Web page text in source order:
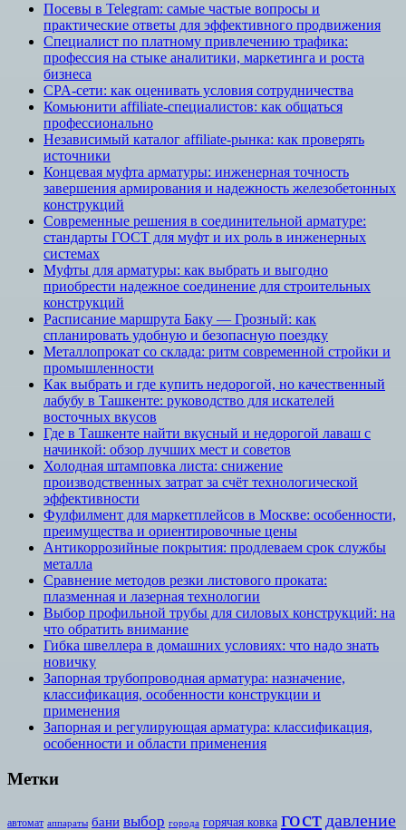
Посевы в Telegram: самые частые вопросы и
практические ответы для эффективного продвижения
Специалист по платному привлечению трафика:
профессия на стыке аналитики, маркетинга и роста
бизнеса
CPA-сети: как оценивать условия сотрудничества
Комьюнити affiliate-специалистов: как общаться
профессионально
Независимый каталог affiliate-рынка: как проверять
источники
Концевая муфта арматуры: инженерная точность
завершения армирования и надежность железобетонных
конструкций
Современные решения в соединительной арматуре:
стандарты ГОСТ для муфт и их роль в инженерных
системах
Муфты для арматуры: как выбрать и выгодно
приобрести надежное соединение для строительных
конструкций
Расписание маршрута Баку — Грозный: как
спланировать удобную и безопасную поездку
Металлопрокат со склада: ритм современной стройки и
промышленности
Как выбрать и где купить недорогой, но качественный
лабубу в Ташкенте: руководство для искателей
восточных вкусов
Где в Ташкенте найти вкусный и недорогой лаваш с
начинкой: обзор лучших мест и советов
Холодная штамповка листа: снижение
производственных затрат за счёт технологической
эффективности
Фулфилмент для маркетплейсов в Москве: особенности,
преимущества и ориентировочные цены
Антикоррозийные покрытия: продлеваем срок службы
металла
Сравнение методов резки листового проката:
плазменная и лазерная технологии
Выбор профильной трубы для силовых конструкций: на
что обратить внимание
Гибка швеллера в домашних условиях: что надо знать
новичку
Запорная трубопроводная арматура: назначение,
классификация, особенности конструкции и
применения
Запорная и регулирующая арматура: классификация,
особенности и области применения
Метки
автомат аппараты бани выбор города горячая ковка гост давление